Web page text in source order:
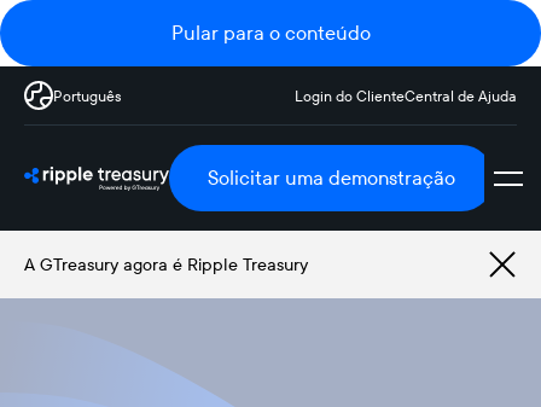
Pular para o conteúdo
Português Login do ClienteCentral de Ajuda
Solicitar uma demonstração
A GTreasury agora é Ripple Treasury